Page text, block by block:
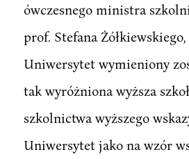
ówczesnego ministra
prof. Stefana Żółkiewskiego,
Uniwersytet wymieniony
tak wyróżniona wyższa
szkolnictwa wyższego
Uniwersytet jako na wzór